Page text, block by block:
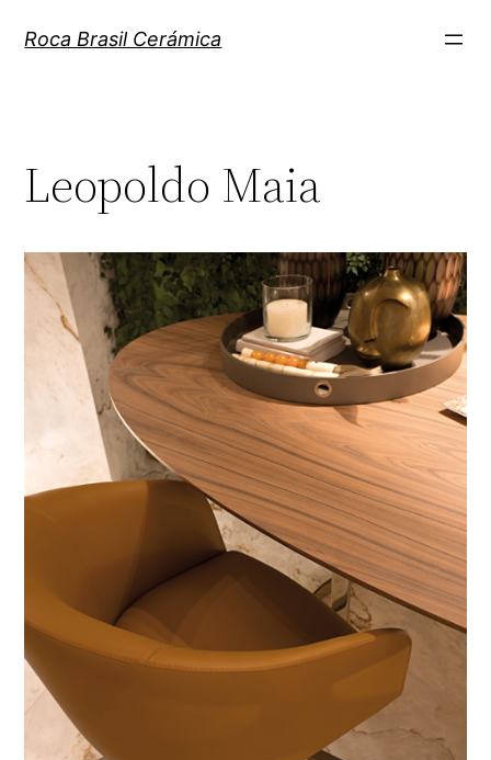
paraRoca Brasil Cerámica
Leopoldo Maia